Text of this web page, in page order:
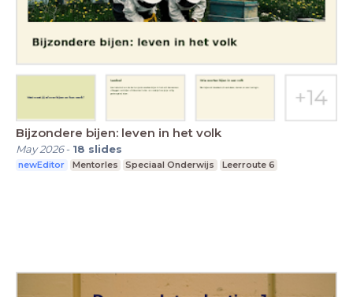
Bijzondere bijen: leven in het volk
May 2026- 18 slides
newEditor Mentorles Speciaal Onderwijs Leerroute 6